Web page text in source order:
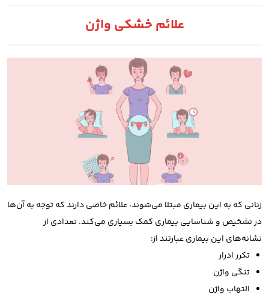
علائم خشکی واژن
زنانی که به این بیماری مبتلا می‌شوند، علائم خاصی دارند که توجه به آن‌ها
در تشخیص و شناسایی بیماری کمک بسیاری می‌کند. تعدادی از
نشانه‌های این بیماری عبارتند از:
تکرر ادرار
تنگی واژن
التهاب واژن